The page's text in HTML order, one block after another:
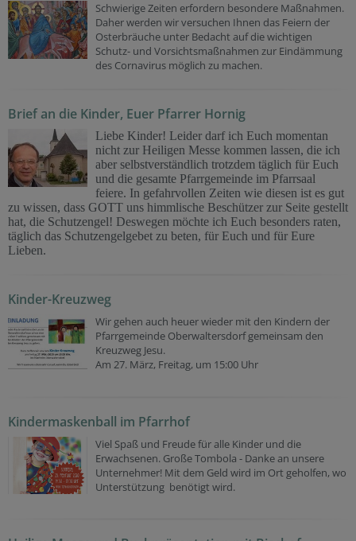
Schwierige Zeiten erfordern besondere Maßnahmen.
Daher werden wir versuchen Ihnen das Feiern der
Osterbräuche unter Bedacht auf die wichtigen
Schutz- und Vorsichtsmaßnahmen zur Eindämmung
des Cornavirus möglich zu machen.
Brief an die Kinder, Euer Pfarrer Hornig
Liebe Kinder! Leider darf ich Euch momentan
nicht zur Heiligen Messe kommen lassen, die ich
aber selbstverständlich trotzdem täglich für Euch
und die gesamte Pfarrgemeinde im Pfarrsaal
feiere. In gefahrvollen Zeiten wie diesen ist es gut
zu wissen, dass GOTT uns himmlische Beschützer zur Seite gestellt
hat, die Schutzengel! Deswegen möchte ich Euch besonders raten,
täglich das Schutzengelgebet zu beten, für Euch und für Eure
Lieben.
Kinder-Kreuzweg
Wir gehen auch heuer wieder mit den Kindern der
Pfarrgemeinde Oberwaltersdorf gemeinsam den
Kreuzweg Jesu.
Am 27. März, Freitag, um 15:00 Uhr
Kindermaskenball im Pfarrhof
Viel Spaß und Freude für alle Kinder und die
Erwachsenen. Große Tombola - Danke an unsere
Unternehmer! Mit dem Geld wird im Ort geholfen, wo
Unterstützung benötigt wird.